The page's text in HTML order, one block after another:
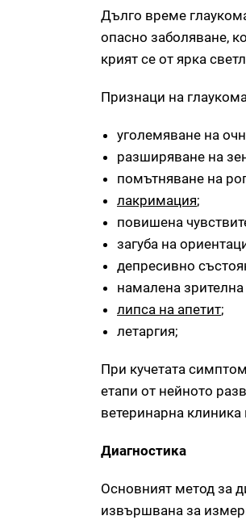
Дълго време
опасно заболяване,
крият се от ярка
Признаци на
уголемяване на
разширяване на
помътняване на
лакримация;
повишена
загуба на
депресивно
намалена
липса на апетит;
летаргия;
При кучетата
етапи от нейното
ветеринарна
Диагностика
Основният метод за
извършвана за